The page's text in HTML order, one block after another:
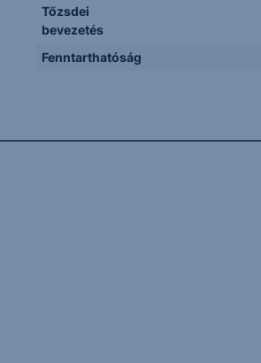
Tőzsdei
bevezetés
Fenntarthatóság